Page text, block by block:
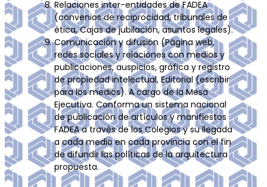
Relaciones inter-entidades de FADEA
(convenios de reciprocidad, tribunales de
ética, Cajas de jubilación, asuntos legales).
Comunicación y difusión (Página web,
redes sociales y relaciones con medios y
publicaciones, auspicios, gráfica y registro
de propiedad intelectual, Editorial (escribir
para los medios). A cargo de la Mesa
Ejecutiva. Conforma un sistema nacional
de publicación de artículos y manifiestos
FADEA a través de los Colegios y su llegada
a cada medio en cada provincia con el fin
de difundir las políticas de la arquitectura
propuesta.